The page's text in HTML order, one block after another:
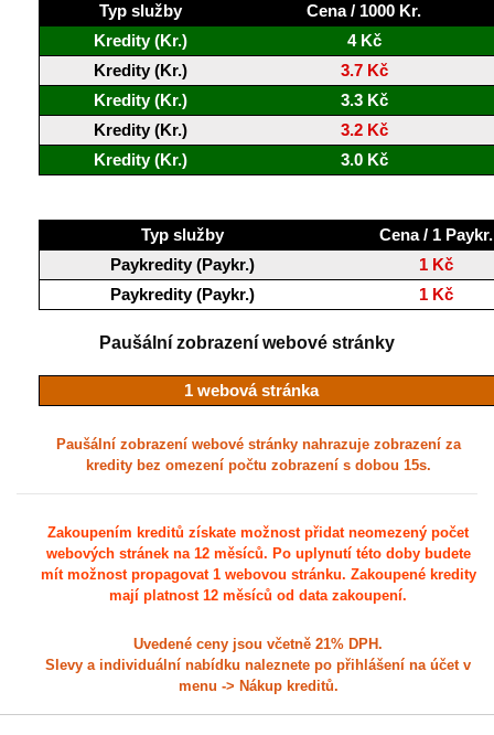
Typ služby
Cena / 1000 Kr.
Kredity (Kr.)
4 Kč
Kredity (Kr.)
3.7 Kč
Kredity (Kr.)
3.3 Kč
Kredity (Kr.)
3.2 Kč
Kredity (Kr.)
3.0 Kč
Typ služby
Cena / 1 Paykr.
Paykredity (Paykr.)
1 Kč
Paykredity (Paykr.)
1 Kč
Paušální zobrazení webové stránky
1 webová stránka
Paušální zobrazení webové stránky nahrazuje zobrazení za
kredity bez omezení počtu zobrazení s dobou 15s.
Zakoupením kreditů získate možnost přidat neomezený počet
webových stránek na 12 měsíců. Po uplynutí této doby budete
mít možnost propagovat 1 webovou stránku. Zakoupené kredity
mají platnost 12 měsíců od data zakoupení.
Uvedené ceny jsou včetně 21% DPH.
Slevy a individuální nabídku naleznete po přihlášení na účet v
menu -> Nákup kreditů.